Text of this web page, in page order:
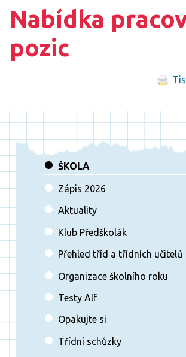
Nabídka
pozic
ŠKOLA
Zápis 2026
Aktuality
Klub Předškolák
Přehled tříd a třídních učitelů
Organizace školního roku
Testy Alf
Opakujte si
Třídní schůzky